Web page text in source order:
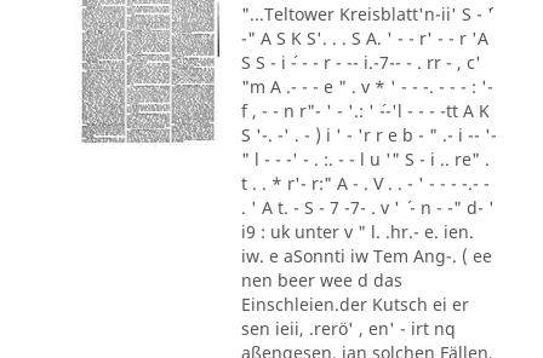
"...Teltower Kreisblatt'n-ii' S - ´'
-" A S K S'. . . S A. ' - - r' - - r 'A
S S - i ´- - - r - -- i.-7-- - . rr - , c'
"m A .- - - e " . v * ' - - -. - - - : '-
f , - - n r"- ' - '.: ' ´--'l - - - -tt A K
S '-. -' . - ) i ' - 'r r e b - " .- i -- '-
" l - - -' - . :. - - l u '" S - i .. re" .
t . . * r'- r:" A - . V . . - ' - - - -.- -
. ' A t. - S - 7 -7- . v ' ´ - n - -" d- '
i9 : uk unter v " l. .hr.- e. ien.
iw. e aSonnti iw Tem Ang-. ( ee
nen beer wee d das
Einschleien.der Kutsch ei er
sen ieii, .rerö' , en' - irt nq
aßengesen, ian solchen Fällen,